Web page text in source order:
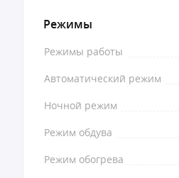
Режимы
Режимы работы
Автоматический режим
Ночной режим
Режим обдува
Режим обогрева